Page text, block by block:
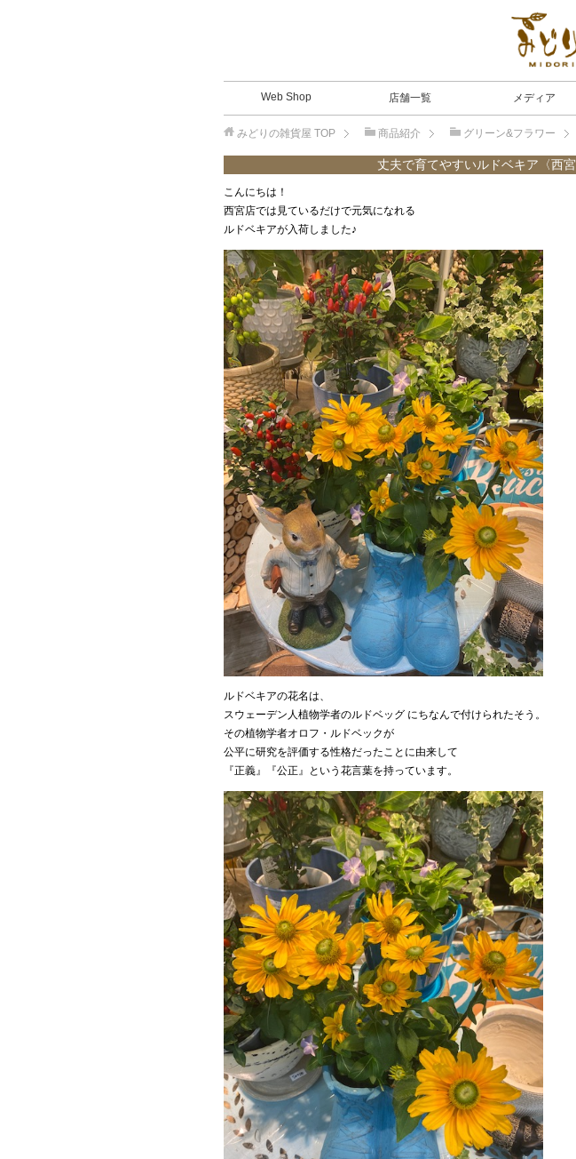
Web Shop 店舗一覧 メディア
みどりの雑貨屋 TOP 商品紹介 グリーン&フラワー
丈夫で育てやすいルドベキア〈西宮
こんにちは！
西宮店では見ているだけで元気になれる
ルドベキアが入荷しました♪
ルドベキアの花名は、
スウェーデン人植物学者のルドベッグ にちなんで付けられたそう。
その植物学者オロフ・ルドベックが
公平に研究を評価する性格だったことに由来して
『正義』『公正』という花言葉を持っています。